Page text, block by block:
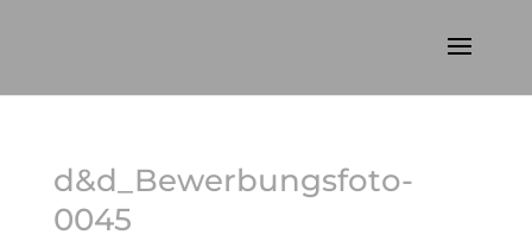
d&d_Bewerbungsfoto-
0045